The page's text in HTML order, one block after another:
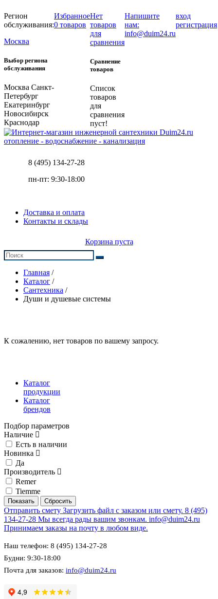
Регион
обслуживания:
Москва
Выбор региона
обслуживания
Москва Санкт-
Петербург
Екатеринбург
Новосибирск
Краснодар
Избранное
0 товаров
Нет
товаров
для
сравнения
Сравнение
товаров
Список
товаров
для
сравнения
пуст!
Напишите
нам:
info@duim24.ru
вход
регистрация
отопление - водоснабжение - канализация
8 (495) 134-27-28
пн-пт: 9:30-18:00
Доставка и оплата
Контакты и склады
Корзина пуста
Главная /
Каталог /
Сантехника /
Души и душевые системы
К сожалению, нет товаров по вашему запросу.
Каталог
продукции
Каталог
брендов
Подбор параметров
Наличие
Есть в наличии
Новинка
Да
Производитель
Remer
Tiemme
Отправить смету Загрузить файл с заказом или смету. 8 (495)
134-27-28 Мы всегда рады вашим звонкам. info@duim24.ru
Принимаем заказы на почту в любом виде.
Наш телефон: 8 (495) 134-27-28
Будни: 9:30-18:00
Почта для заказов: info@duim24.ru